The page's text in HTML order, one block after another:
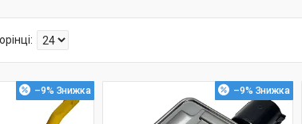
–9% –9%